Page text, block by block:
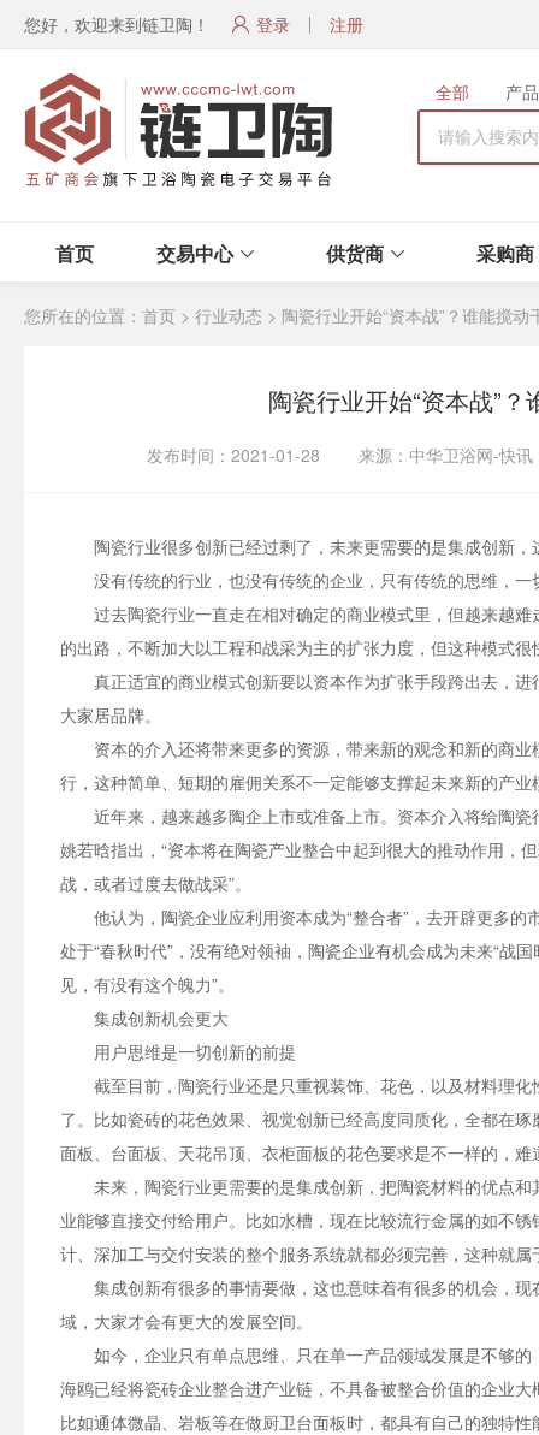
您好，欢迎来到链卫陶！ 登录 注册
全部 产品
首页 交易中心 供货商 采购商
您所在的位置： 首页 > 行业动态 > 陶瓷行业开始“资本战”？谁能搅
陶瓷行业开始“资本战”
发布时间：2021-01-28 来源：中华卫浴网-
陶瓷行业很多创新已经过剩了，未来更需要的是集成创新
没有传统的行业，也没有传统的企业，只有传统的思维，
过去陶瓷行业一直走在相对确定的商业模式里，但越来越
的出路，不断加大以工程和战采为主的扩张力度，但这种模式
真正适宜的商业模式创新要以资本作为扩张手段跨出去，
大家居品牌。
资本的介入还将带来更多的资源，带来新的观念和新的商
行，这种简单、短期的雇佣关系不一定能够支撑起未来新的产业
近年来，越来越多陶企上市或准备上市。资本介入将给陶
姚若晗指出，“资本将在陶瓷产业整合中起到很大的推动作用，
战，或者过度去做战采”。
他认为，陶瓷企业应利用资本成为“整合者”，去开辟更多
处于“春秋时代”，没有绝对领袖，陶瓷企业有机会成为未来“战
见，有没有这个魄力”。
集成创新机会更大
用户思维是一切创新的前提
截至目前，陶瓷行业还是只重视装饰、花色，以及材料理
了。比如瓷砖的花色效果、视觉创新已经高度同质化，全都在
面板、台面板、天花吊顶、衣柜面板的花色要求是不一样的，
未来，陶瓷行业更需要的是集成创新，把陶瓷材料的优点
业能够直接交付给用户。比如水槽，现在比较流行金属的如不
计、深加工与交付安装的整个服务系统就都必须完善，这种就
集成创新有很多的事情要做，这也意味着有很多的机会，
域，大家才会有更大的发展空间。
如今，企业只有单点思维、只在单一产品领域发展是不够
海鸥已经将瓷砖企业整合进产业链，不具备被整合价值的企业
比如通体微晶、岩板等在做厨卫台面板时，都具有自己的独特